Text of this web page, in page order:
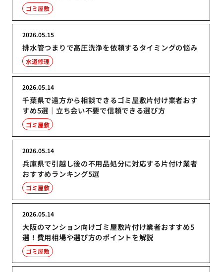
ゴミ屋敷
排水管つまりで高圧洗浄を依頼するタイミングの悩み
2026.05.15
水道修理
千葉県で遠方から相談できるゴミ屋敷片付け業者おす
すめ5選｜立ち会い不要で信頼できる選び方
2026.05.14
ゴミ屋敷
兵庫県で引越し後の不用品処分に対応する片付け業者
おすすめランキング5選
2026.05.14
ゴミ屋敷
大阪のマンション向けゴミ屋敷片付け業者おすすめ5
選！費用相場や選び方のポイントを解説
2026.05.14
ゴミ屋敷